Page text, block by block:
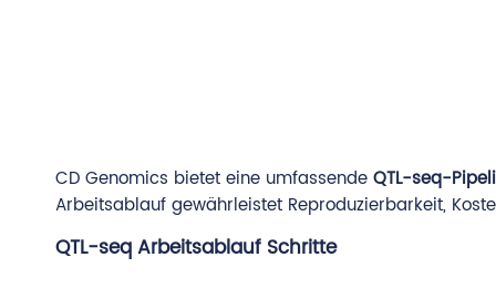
CD Genomics bietet eine umfassende QTL-seq-
Arbeitsablauf gewährleistet Reproduzierbarkeit,
QTL-seq Arbeitsablauf Schritte